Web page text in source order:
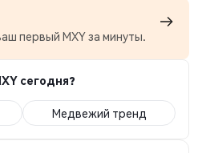
первый MXY за минуты.
сегодня?
Медвежий тренд